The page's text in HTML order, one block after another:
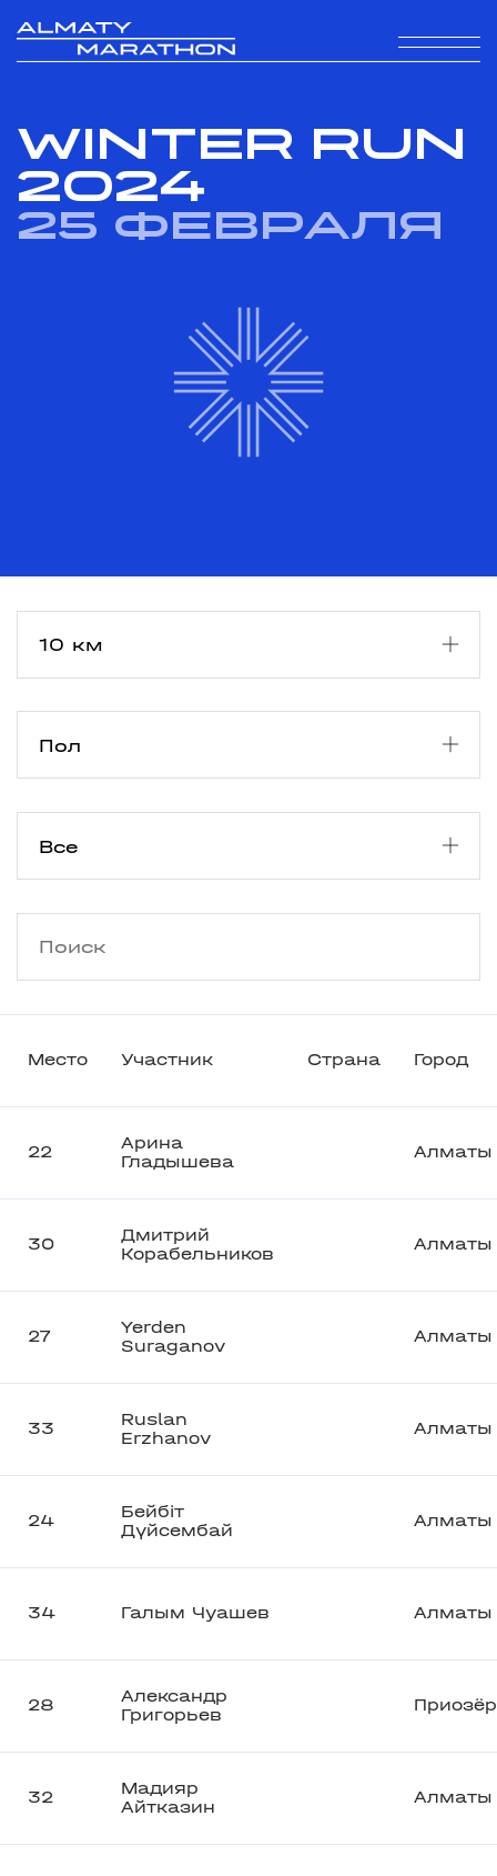
WINTER RUN
2024
25 февраля
Место Участник Страна Город
22
Арина
Гладышева
Алматы
30
Дмитрий
Корабельников
Алматы
27
Yerden
Suraganov
Алматы
33
Ruslan
Erzhanov
Алматы
24
Бейбіт
Дүйсембай
Алматы
34 Галым Чуашев Алматы
28
Александр
Григорьев
32
Мадияр
Айтказин
Алматы